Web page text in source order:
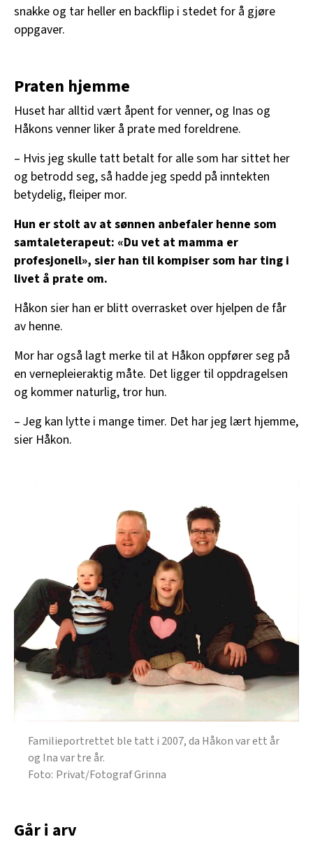
snakke og tar heller en backflip i stedet for å gjøre
oppgaver.
Praten hjemme
Huset har alltid vært åpent for venner, og Inas og
Håkons venner liker å prate med foreldrene.
– Hvis jeg skulle tatt betalt for alle som har sittet her
og betrodd seg, så hadde jeg spedd på inntekten
betydelig, fleiper mor.
Hun er stolt av at sønnen anbefaler henne som
samtaleterapeut: «Du vet at mamma er
profesjonell», sier han til kompiser som har ting i
livet å prate om.
Håkon sier han er blitt overrasket over hjelpen de får
av henne.
Mor har også lagt merke til at Håkon oppfører seg på
en vernepleieraktig måte. Det ligger til oppdragelsen
og kommer naturlig, tror hun.
– Jeg kan lytte i mange timer. Det har jeg lært hjemme,
sier Håkon.
Familieportrettet ble tatt i 2007, da Håkon var ett år
og Ina var tre år.
Privat/Fotograf Grinna
Går i arv